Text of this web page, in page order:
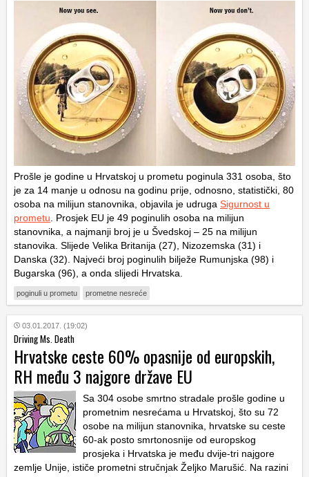
Prošle je godine u Hrvatskoj u prometu poginula 331 osoba, što
je za 14 manje u odnosu na godinu prije, odnosno, statistički, 80
osoba na milijun stanovnika, objavila je udruga Sigurnost u
prometu . Prosjek EU je 49 poginulih osoba na milijun
stanovnika, a najmanji broj je u Švedskoj – 25 na milijun
stanovika. Slijede Velika Britanija (27), Nizozemska (31) i
Danska (32). Najveći broj poginulih bilježe Rumunjska (98) i
Bugarska (96), a onda slijedi Hrvatska.
poginuli u prometu prometne nesreće
03.01.2017. (19:02)
Driving Ms. Death
Hrvatske ceste 60% opasnije od europskih,
RH među 3 najgore države EU
Sa 304 osobe smrtno stradale prošle godine u
prometnim nesrećama u Hrvatskoj, što su 72
osobe na milijun stanovnika, hrvatske su ceste
60-ak posto smrtonosnije od europskog
prosjeka i Hrvatska je među dvije-tri najgore
zemlje Unije, ističe prometni stručnjak Željko Marušić. Na razini